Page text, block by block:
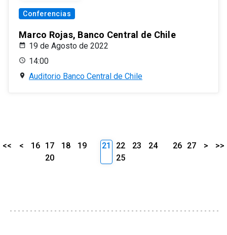
Conferencias
Marco Rojas, Banco Central de Chile
19 de Agosto de 2022
14:00
Auditorio Banco Central de Chile
<< < 16 17 18
19
20
21 22 23
24
25
26 27 > >>